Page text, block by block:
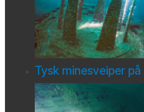
Tysk minesveiper